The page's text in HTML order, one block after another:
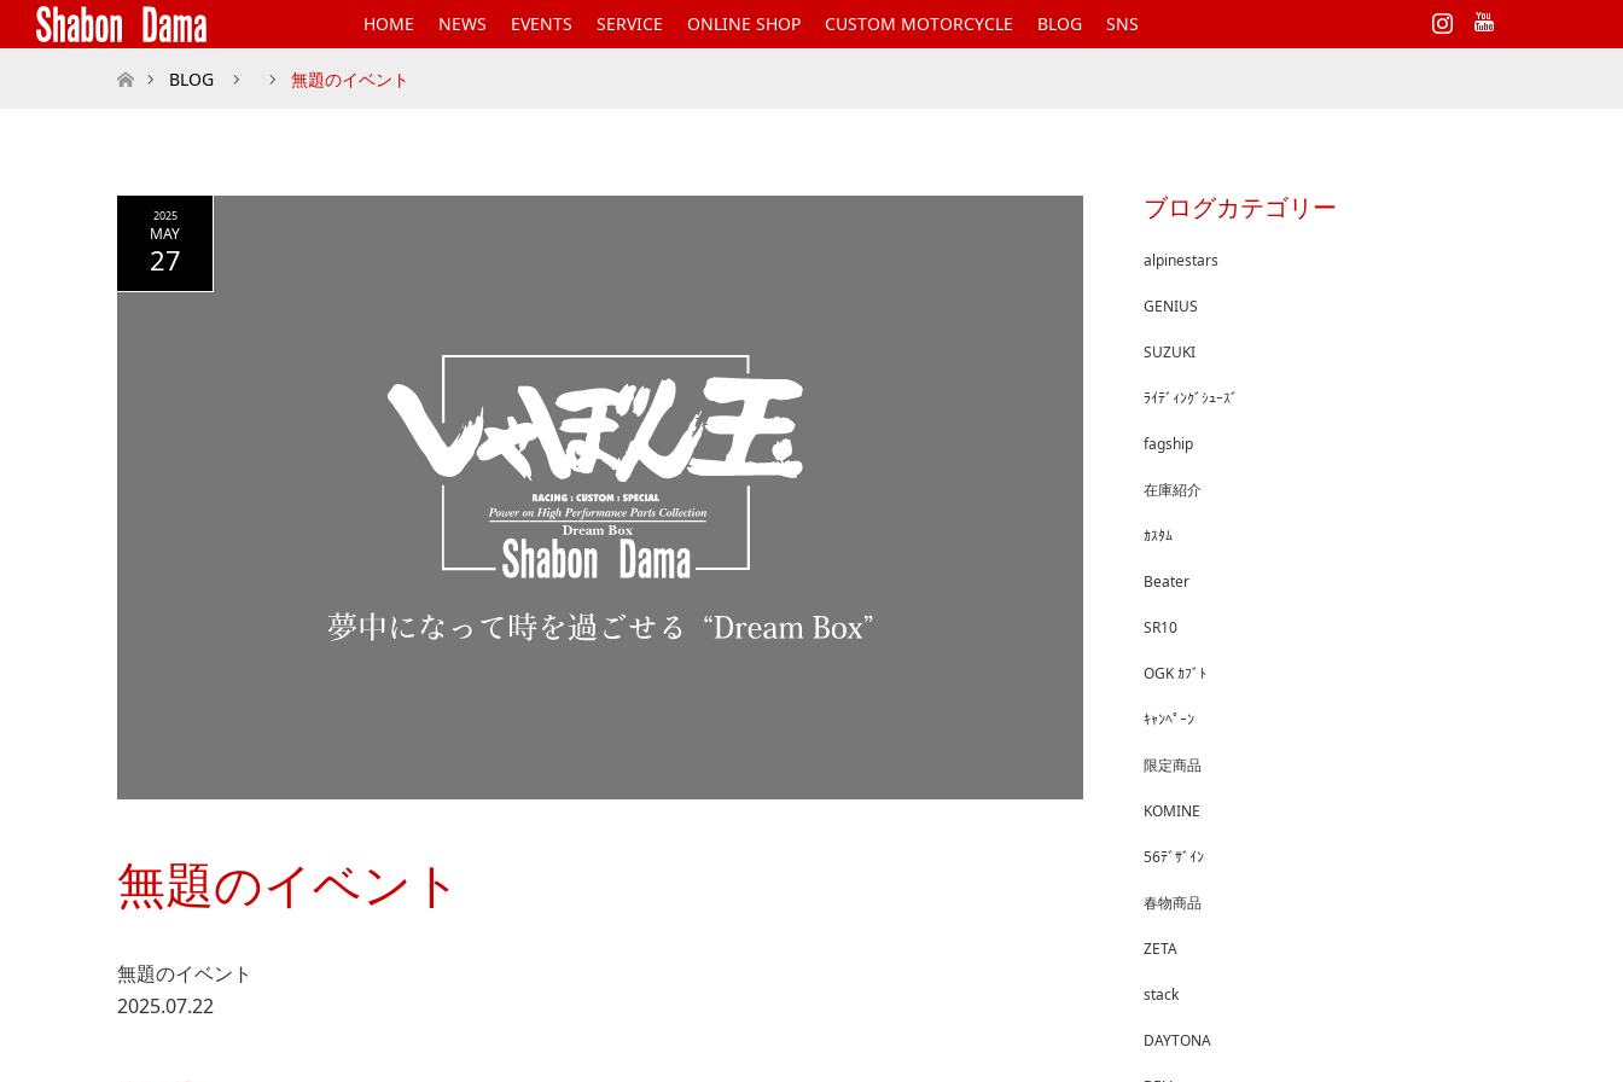
HOME NEWS EVENTS SERVICE ONLINE SHOP CUSTOM MOTORCYCLE BLOG SNS
ホームBLOG 無題のイベント
2025
MAY
27
無題のイベント
無題のイベント
2025.07.22
ブログカテゴリー
alpinestars
GENIUS
SUZUKI
ﾗｲﾃﾞｨﾝｸﾞｼｭｰｽﾞ
fagship
在庫紹介
ｶｽﾀﾑ
Beater
SR10
OGK ｶﾌﾞﾄ
ｷｬﾝﾍﾟｰﾝ
限定商品
KOMINE
56ﾃﾞｻﾞｲﾝ
春物商品
ZETA
stack
DAYTONA